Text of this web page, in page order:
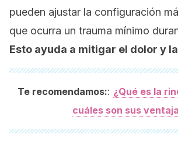
pueden ajustar la configuración
que ocurra un trauma mínimo
Esto ayuda a mitigar el dolor y
Te recomendamos:: ¿Qué es la
cuáles son sus